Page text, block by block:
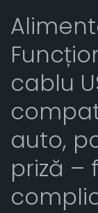
cablu
auto,
priză –